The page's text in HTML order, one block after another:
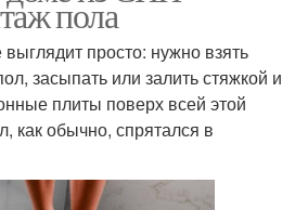
пола
просто: нужно взять
засыпать или залить стяжкой и
плиты поверх всей этой
как обычно, спрятался в